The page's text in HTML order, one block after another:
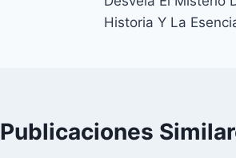
de
Historia Y La
Publicaciones